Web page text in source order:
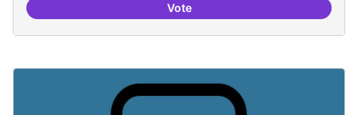
VoteEspai grades democràtiques